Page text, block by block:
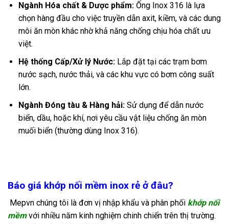
Ngành Hóa chất & Dược phẩm:Ống Inox 316 là lựa
chọn hàng đầu cho việc truyền dẫn axit, kiềm, và các dung
môi ăn mòn khác nhờ khả năng chống chịu hóa chất ưu
việt.
Hệ thống Cấp/Xử lý Nước:Lắp đặt tại các trạm bơm
nước sạch, nước thải, và các khu vực có bơm công suất
lớn.
Ngành Đóng tàu & Hàng hải:Sử dụng để dẫn nước
biển, dầu, hoặc khí, nơi yêu cầu vật liệu chống ăn mòn
muối biển (thường dùng Inox 316).
Báo giá khớp nối mềm inox rẻ ở đâu?
Mepvn chúng tôi là đơn vị nhập khẩu và phân phối khớp nối
mềmvới nhiều năm kinh nghiệm chinh chiến trên thị trường.